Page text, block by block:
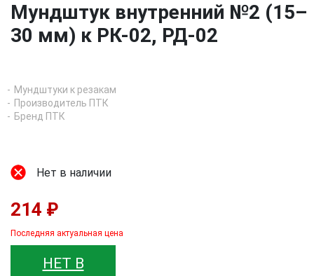
Мундштук внутренний №2 (15–
30 мм) к РК-02, РД-02
Мундштуки к резакам
Производитель ПТК
Бренд ПТК
Нет в наличии
214 ₽
Последняя актуальная цена
НЕТ В